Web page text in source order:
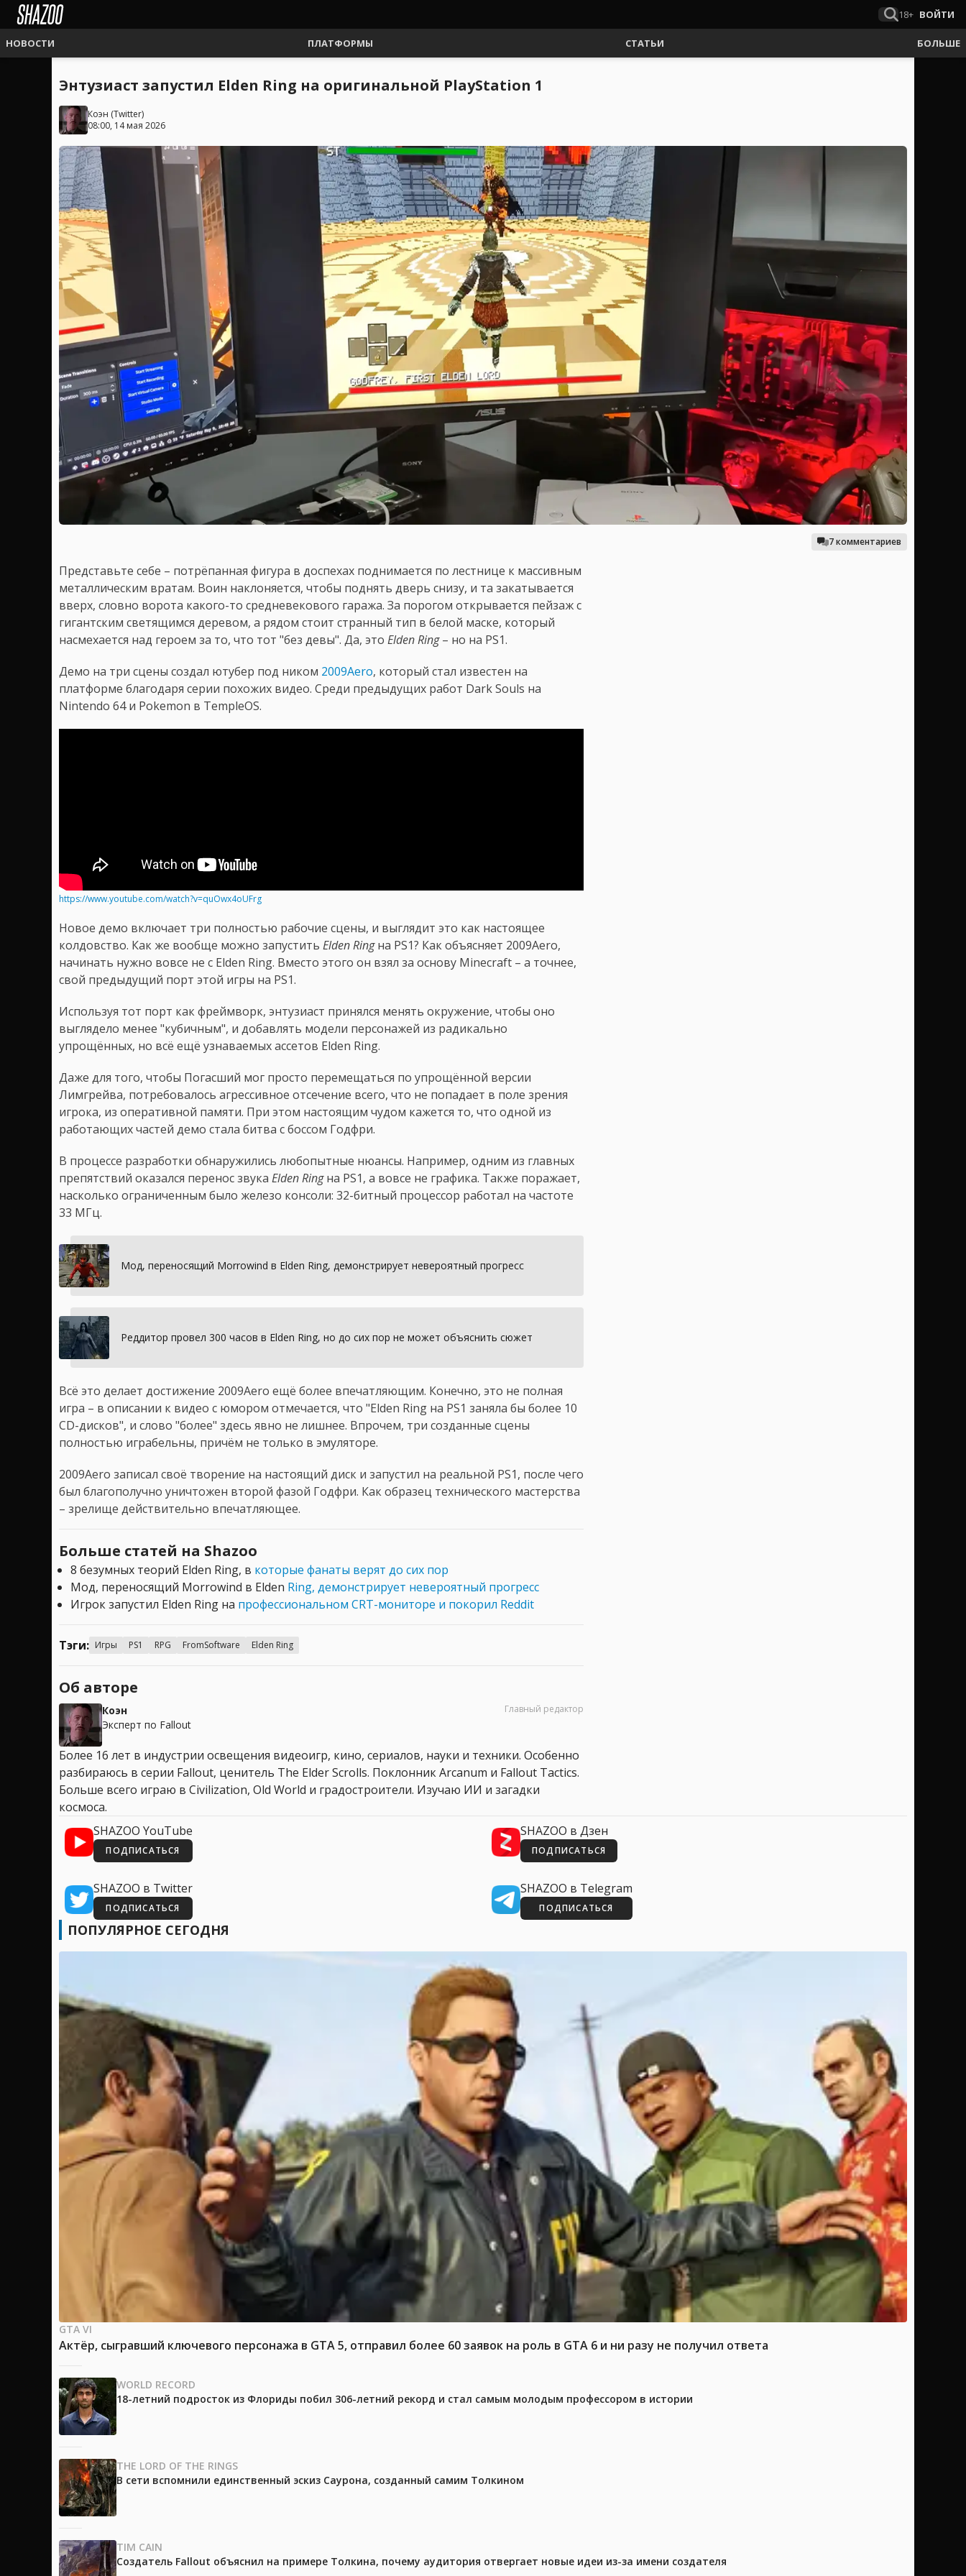
18+ ВОЙТИ
НОВОСТИ ПЛАТФОРМЫ СТАТЬИ БОЛЬШЕ
Энтузиаст запустил Elden Ring на оригинальной PlayStation 1
Коэн (Twitter)
08:00, 14 мая 2026
7 комментариев
Представьте себе – потрёпанная фигура в доспехах поднимается по лестнице к массивным
металлическим вратам. Воин наклоняется, чтобы поднять дверь снизу, и та закатывается
вверх, словно ворота какого-то средневекового гаража. За порогом открывается пейзаж с
гигантским светящимся деревом, а рядом стоит странный тип в белой маске, который
насмехается над героем за то, что тот "без девы". Да, это Elden Ring– но на PS1.
Демо на три сцены создал ютубер под ником 2009Aero, который стал известен на
платформе благодаря серии похожих видео. Среди предыдущих работ Dark Souls на
Nintendo 64 и Pokemon в TempleOS.
https://www.youtube.com/watch?v=quOwx4oUFrg
Новое демо включает три полностью рабочие сцены, и выглядит это как настоящее
колдовство. Как же вообще можно запустить Elden Ringна PS1? Как объясняет 2009Aero,
начинать нужно вовсе не с Elden Ring. Вместо этого он взял за основу Minecraft – а точнее,
свой предыдущий порт этой игры на PS1.
Используя тот порт как фреймворк, энтузиаст принялся менять окружение, чтобы оно
выглядело менее "кубичным", и добавлять модели персонажей из радикально
упрощённых, но всё ещё узнаваемых ассетов Elden Ring.
Даже для того, чтобы Погасший мог просто перемещаться по упрощённой версии
Лимгрейва, потребовалось агрессивное отсечение всего, что не попадает в поле зрения
игрока, из оперативной памяти. При этом настоящим чудом кажется то, что одной из
работающих частей демо стала битва с боссом Годфри.
В процессе разработки обнаружились любопытные нюансы. Например, одним из главных
препятствий оказался перенос звука Elden Ringна PS1, а вовсе не графика. Также поражает,
насколько ограниченным было железо консоли: 32-битный процессор работал на частоте
33 МГц.
Мод, переносящий Morrowind в Elden Ring, демонстрирует невероятный прогресс
Реддитор провел 300 часов в Elden Ring, но до сих пор не может объяснить сюжет
Всё это делает достижение 2009Aero ещё более впечатляющим. Конечно, это не полная
игра – в описании к видео с юмором отмечается, что "Elden Ring на PS1 заняла бы более 10
CD-дисков", и слово "более" здесь явно не лишнее. Впрочем, три созданные сцены
полностью играбельны, причём не только в эмуляторе.
2009Aero записал своё творение на настоящий диск и запустил на реальной PS1, после чего
был благополучно уничтожен второй фазой Годфри. Как образец технического мастерства
– зрелище действительно впечатляющее.
Больше статей на Shazoo
8 безумных теорий Elden Ring, в которые фанаты верят до сих пор
Мод, переносящий Morrowind в Elden Ring, демонстрирует невероятный прогресс
Игрок запустил Elden Ring на профессиональном CRT-мониторе и покорил Reddit
Тэги: Игры PS1 RPG FromSoftware Elden Ring
Об авторе
Коэн
Эксперт по Fallout
Главный редактор
Более 16 лет в индустрии освещения видеоигр, кино, сериалов, науки и техники. Особенно
разбираюсь в серии Fallout, ценитель The Elder Scrolls. Поклонник Arcanum и Fallout Tactics.
Больше всего играю в Civilization, Old World и градостроители. Изучаю ИИ и загадки
космоса.
SHAZOO YouTube
ПОДПИСАТЬСЯ
SHAZOO в Дзен
ПОДПИСАТЬСЯ
SHAZOO в Twitter
ПОДПИСАТЬСЯ
SHAZOO в Telegram
ПОДПИСАТЬСЯ
ПОПУЛЯРНОЕ СЕГОДНЯ
GTA VI
Актёр, сыгравший ключевого персонажа в GTA 5, отправил более 60 заявок на роль в GTA 6 и ни разу не получил ответа
WORLD RECORD
18-летний подросток из Флориды побил 306-летний рекорд и стал самым молодым профессором в истории
THE LORD OF THE RINGS
В сети вспомнили единственный эскиз Саурона, созданный самим Толкином
TIM CAIN
Создатель Fallout объяснил на примере Толкина, почему аудитория отвергает новые идеи из-за имени создателя